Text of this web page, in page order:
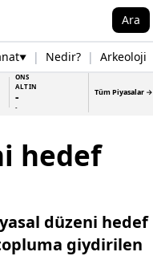
Ara
▼ | Nedir? | Arkeoloji
ONS
ALTIN
-
-
Tüm Piyasalar →
hedef
düzeni hedef
giydirilen